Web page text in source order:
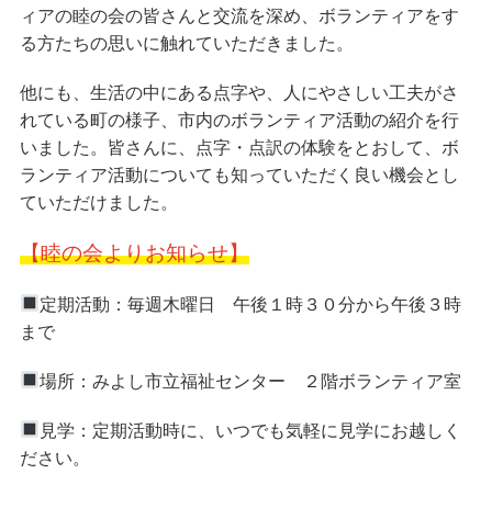
ィアの睦の会の皆さんと交流を深め、ボランティアをす
る方たちの思いに触れていただきました。
他にも、生活の中にある点字や、人にやさしい工夫がさ
れている町の様子、市内のボランティア活動の紹介を行
いました。皆さんに、点字・点訳の体験をとおして、ボ
ランティア活動についても知っていただく良い機会とし
ていただけました。
【睦の会よりお知らせ】
定期活動：毎週木曜日 午後１時３０分から午後３時
まで
場所：みよし市立福祉センター ２階ボランティア室
見学：定期活動時に、いつでも気軽に見学にお越しく
ださい。